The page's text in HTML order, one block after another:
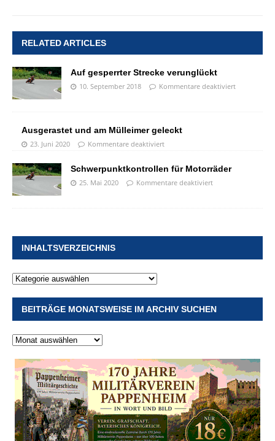
RELATED ARTICLES
Auf gesperrter Strecke verunglückt
10. September 2018 Kommentare deaktiviert
Ausgerastet und am Mülleimer geleckt
23. Juni 2020 Kommentare deaktiviert
Schwerpunktkontrollen für Motorräder
25. Mai 2020 Kommentare deaktiviert
INHALTSVERZEICHNIS
BEITRÄGE MONATSWEISE IM ARCHIV SUCHEN